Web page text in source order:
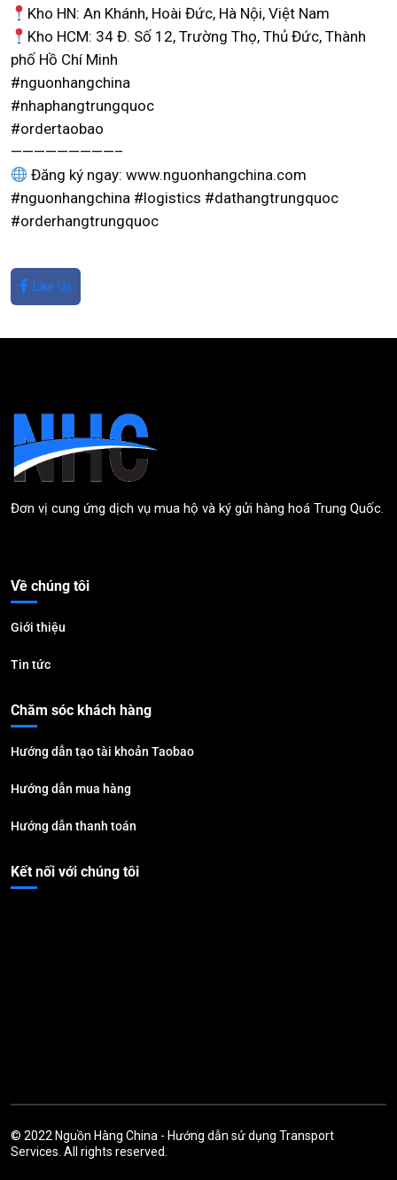
Kho HN: An Khánh, Hoài Đức, Hà Nội, Việt Nam
Kho HCM: 34 Đ. Số 12, Trường Thọ, Thủ Đức, Thành
phố Hồ Chí Minh
#nguonhangchina
#nhaphangtrungquoc
#ordertaobao
—————————–
Đăng ký ngay: www.nguonhangchina.com
#nguonhangchina #logistics #dathangtrungquoc
#orderhangtrungquoc
Like Us
Đơn vị cung ứng dịch vụ mua hộ và ký gửi hàng hoá Trung Quốc.
Về chúng tôi
Giới thiệu
Tin tức
Chăm sóc khách hàng
Hướng dẫn tạo tài khoản Taobao
Hướng dẫn mua hàng
Hướng dẫn thanh toán
Kết nối với chúng tôi
© 2022 Nguồn Hàng China - Hướng dẫn sử dụng Transport
Services. All rights reserved.